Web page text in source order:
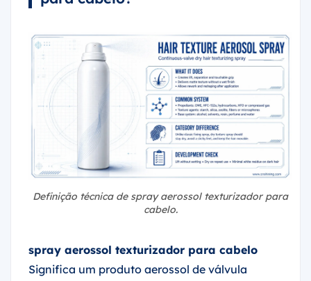
Definição técnica de spray aerossol texturizador para
cabelo.
spray aerossol texturizador para cabelo
Significa um produto aerossol de válvula